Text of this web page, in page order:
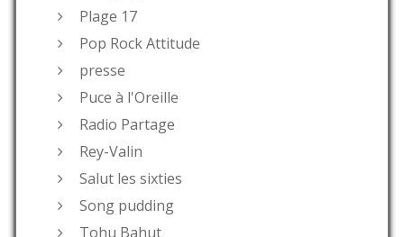
Plage 17
Pop Rock Attitude
presse
Puce à l'Oreille
Radio Partage
Rey-Valin
Salut les sixties
Song pudding
Tohu Bahut